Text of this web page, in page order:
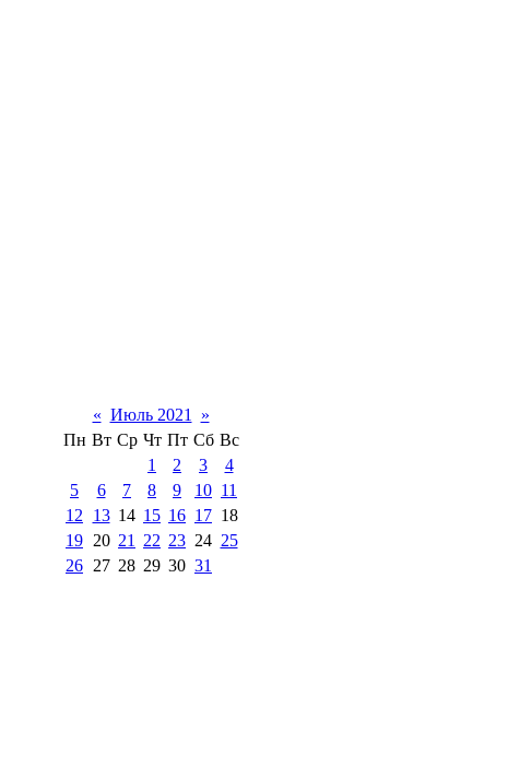
« Июль 2021
»
Пн Вт Ср Чт Пт Сб Вс
1
2 3
4
5
6 7 8 9 10 11
12
13 14 15 16 17 18
19 20 21 22 23 24 25
26 27 28 29 30 31